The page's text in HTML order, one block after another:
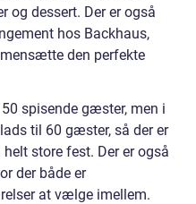
og dessert. Der er også
hos Backhaus,
den perfekte
spisende gæster, men i
til 60 gæster, så der er
store fest. Der er også
der både er
at vælge imellem.